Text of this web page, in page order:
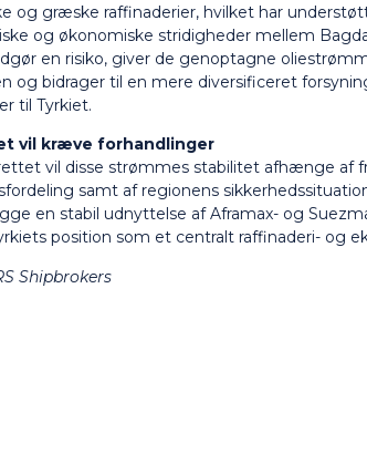
og græske raffinaderier, hvilket har
og økonomiske stridigheder mellem
en risiko, giver de genoptagne
og bidrager til en mere diversificeret
til Tyrkiet.
vil kræve forhandlinger
vil disse strømmes stabilitet afhænge af
samt af regionens
en stabil udnyttelse af Aframax- og
position som et centralt raffinaderi- og
Shipbrokers